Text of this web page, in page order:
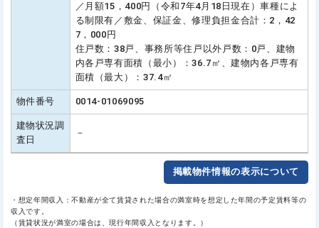
／月額15，400円（令和7年4月18日現在）車種によ
る制限有／敷金、保証金、修理負担金合計：2，42
7，000円
住戸数：38戸、事務所等住戸以外戸数：0戸、建物
内各戸専有面積（最小）：36.7㎡、建物内各戸専有
面積（最大）：37.4㎡
物件番号 0014-01069095
建物状況調
査日
－
掲載物件情報の表示について
・想定年間収入：不動産が全て賃貸された場合の満室時を想定した年間の予定賃料等の
収入です。
（賃貸状況が満室の場合は、現行年間収入となります。）